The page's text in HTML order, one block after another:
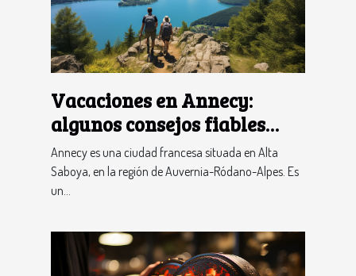
Vacaciones en Annecy:
algunos consejos fiables
para una aventura con éxito
Annecy es una ciudad francesa situada en Alta
Saboya, en la región de Auvernia-Ródano-Alpes. Es
un...